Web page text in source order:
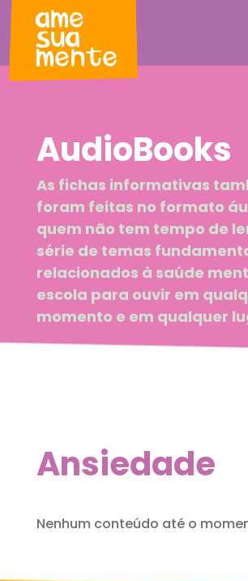
AudioBooks
As fichas informativas
foram feitas no formato
quem não tem tempo de
série de temas
relacionados à saúde
escola para ouvir em
momento e em qualquer
Ansiedade
Nenhum conteúdo até o